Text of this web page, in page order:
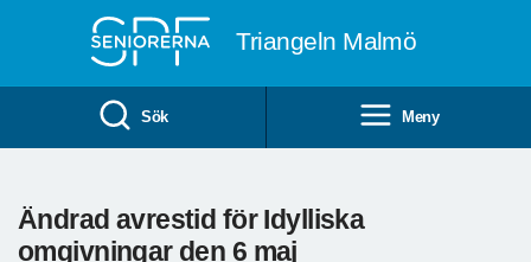
Triangeln Malmö
Sök Meny
Ändrad avrestid för Idylliska
omgivningar den 6 maj